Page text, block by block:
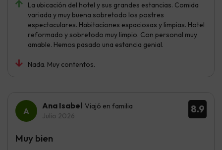
La ubicación del hotel y sus grandes estancias. Comida
variada y muy buena sobretodo los postres
espectaculares. Habitaciones espaciosas y limpias. Hotel
reformado y sobretodo muy limpio. Con personal muy
amable. Hemos pasado una estancia genial.
Nada. Muy contentos.
8.9
Ana Isabel Viajó en familia
Julio 2026
Muy bien